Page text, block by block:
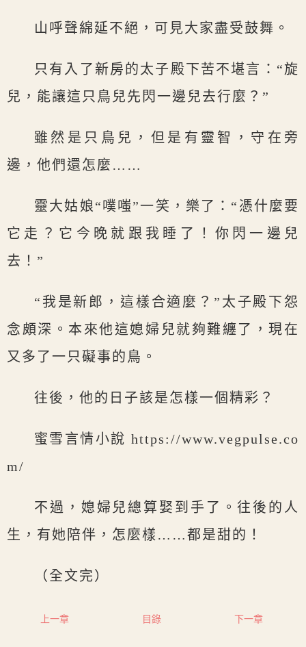
山呼聲綿延不絕，可見大家盡受鼓舞。
只有入了新房的太子殿下苦不堪言：“旋
兒，能讓這只鳥兒先閃一邊兒去行麼？”
雖然是只鳥兒，但是有靈智，守在旁
邊，他們還怎麼……
靈大姑娘“噗嗤”一笑，樂了：“憑什麼要
它走？它今晚就跟我睡了！你閃一邊兒
去！”
“我是新郎，這樣合適麼？”太子殿下怨
念頗深。本來他這媳婦兒就夠難纏了，現在
又多了一只礙事的鳥。
往後，他的日子該是怎樣一個精彩？
蜜雪言情小說 https://www.vegpulse.co
m/
不過，媳婦兒總算娶到手了。往後的人
生，有她陪伴，怎麼樣……都是甜的！
（全文完）
上一章 目錄 下一章